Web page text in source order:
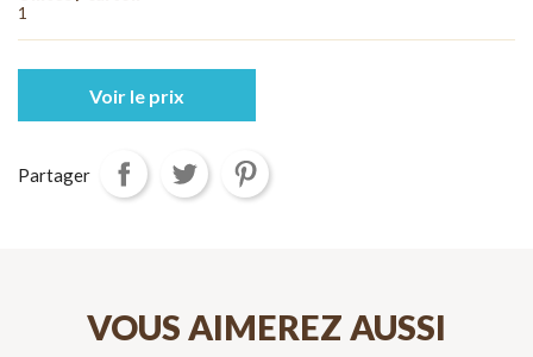
1
Voir le prix
Partager
VOUS AIMEREZ AUSSI